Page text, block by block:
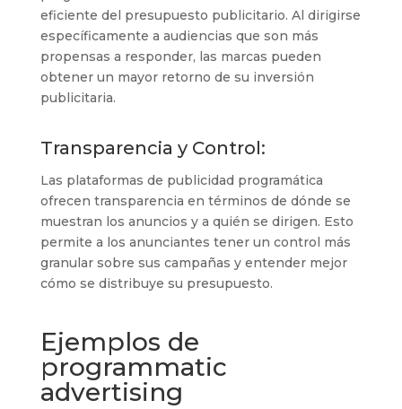
eficiente del presupuesto publicitario. Al dirigirse
específicamente a audiencias que son más
propensas a responder, las marcas pueden
obtener un mayor retorno de su inversión
publicitaria.
Transparencia y Control:
Las plataformas de publicidad programática
ofrecen transparencia en términos de dónde se
muestran los anuncios y a quién se dirigen. Esto
permite a los anunciantes tener un control más
granular sobre sus campañas y entender mejor
cómo se distribuye su presupuesto.
Ejemplos de
programmatic
advertising